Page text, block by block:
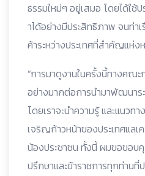
ธรรมใหม่ๆ อยู่เสมอ โดยได้ใช้
าได้อย่างมีประสิทธิภาพ จนท่า
ค้าระหว่างประเทศที่สำคัญแห่ง
“การมาดูงานในครั้งนี้ทางคณะ
อย่างมากต่อการนำมาพัฒนาร
โดยเราจะนำความรู้ และแนวท
เจริญก้าวหน้าของประเทศแล
น้องประชาชน ทั้งนี้ ผมขอขอ
ปรึกษาและข้าราชการทุกท่าน